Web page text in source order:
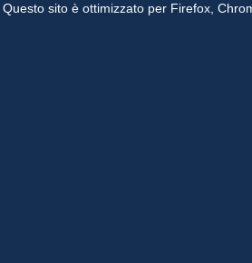
Questo sito è ottimizzato per Firefox,